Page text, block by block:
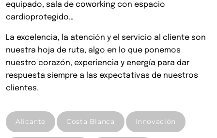
equipado, sala de coworking con espacio
cardioprotegido…
La excelencia, la atención y el servicio al cliente son
nuestra hoja de ruta, algo en lo que ponemos
nuestro corazón, experiencia y energía para dar
respuesta siempre a las expectativas de nuestros
clientes.
Alicante Costa Blanca Innovación